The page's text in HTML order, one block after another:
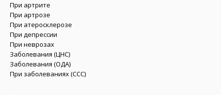
При артрите
При артрозе
При атеросклерозе
При депрессии
При неврозах
Заболевания (ЦНС)
Заболевания (ОДА)
При заболеваниях (CCC)